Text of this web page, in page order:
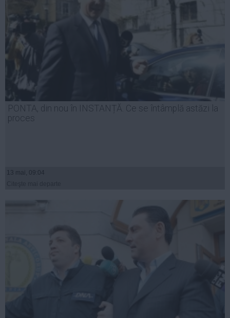
PONTA, din nou în INSTANȚĂ. Ce se întâmplă astăzi la
proces
13 mai, 09:04